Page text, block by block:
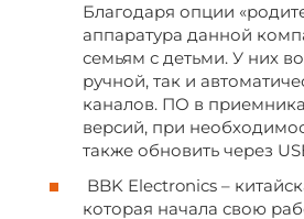
Благодаря опции
аппаратура данной
семьям с детьми. У них
ручной, так и
каналов. ПО в
версий, при
также обновить через
BBK Electronics –
которая начала свою